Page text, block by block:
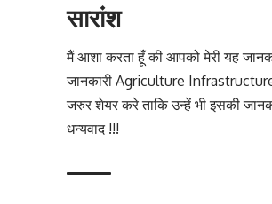
सारांश
मैं आशा करता हूँ की आपको मेरी यह
जानकारी Agriculture
जरुर शेयर करे ताकि उन्हें भी इसकी
धन्यवाद !!!